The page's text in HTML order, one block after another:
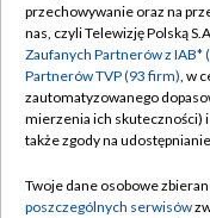
Abonament TVP
Emisja w TVP
Centrum informacji
Naziemna
Rada Programowa
przechowywanie oraz na
nas, czyli Telewizję Polską
Zaufanych Partnerów z IAB*
Partnerów TVP (93 firm), w
zautomatyzowanego
mierzenia ich skuteczności)
także zgody na
Twoje dane osobowe
poszczególnych serwisów